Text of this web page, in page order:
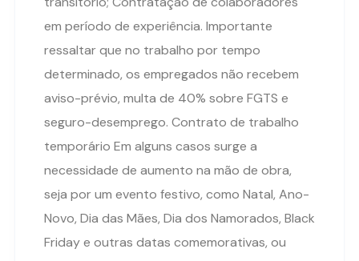
em período de experiência. Importante
ressaltar que no trabalho por tempo
determinado, os empregados não recebem
aviso-prévio, multa de 40% sobre FGTS e
seguro-desemprego. Contrato de trabalho
temporário Em alguns casos surge a
necessidade de aumento na mão de obra,
seja por um evento festivo, como Natal, Ano-
Novo, Dia das Mães, Dia dos Namorados, Black
Friday e outras datas comemorativas, ou